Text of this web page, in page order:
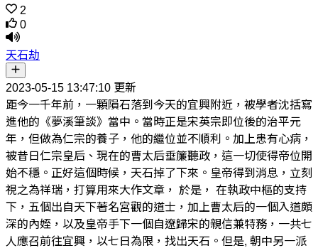
2
0
天石劫
2023-05-15 13:47:10 更新
距今一千年前，一顆隕石落到今天的宜興附近，被學者沈括寫
進他的《夢溪筆談》當中。當時正是宋英宗即位後的治平元
年，但做為仁宗的養子，他的繼位並不順利。加上患有心病，
被昔日仁宗皇后、現在的曹太后垂簾聽政，這一切使得帝位開
始不穩。正好這個時候，天石掉了下來。皇帝得到消息，立刻
視之為祥瑞，打算用來大作文章， 於是， 在執政中樞的支持
下，五個出自天下著名宮觀的道士，加上曹太后的一個入道頗
深的內姪，以及皇帝手下一個自遼歸宋的親信兼特務，一共七
人應召前往宜興，以七日為限，找出天石。但是, 朝中另一派